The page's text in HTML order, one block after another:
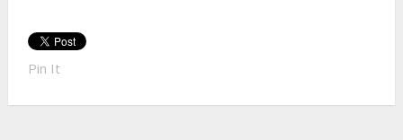
Pin It